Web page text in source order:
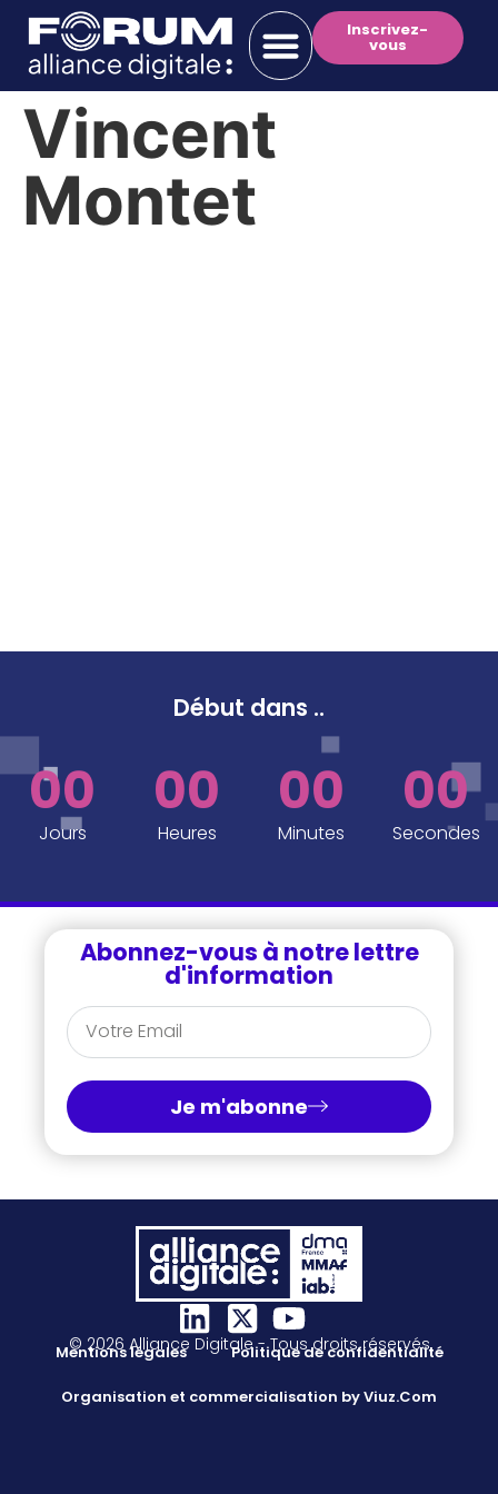
Inscrivez-
vous
Vincent
Montet
Début dans ..
00
Jours
00
Heures
00
Minutes
00
Secondes
Abonnez-vous à notre lettre
d'information
Je m'abonne
© 2026 Alliance Digitale - Tous droits réservés
Mentions légales Politique de confidentialité
Organisation et commercialisation by Viuz.Com